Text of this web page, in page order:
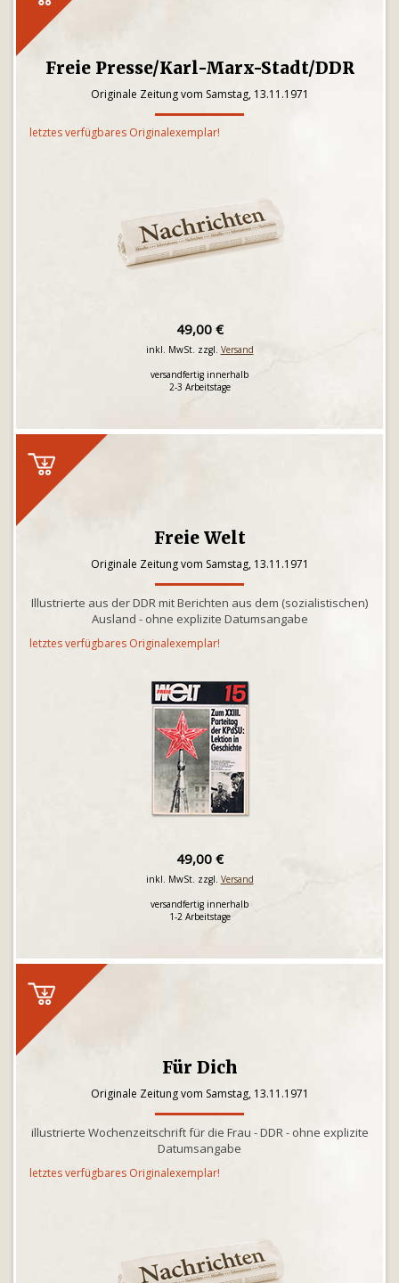
Freie Presse/Karl-Marx-Stadt/DDR
Originale Zeitung vom Samstag, 13.11.1971
letztes verfügbares Originalexemplar!
49,00 €
inkl. MwSt. zzgl. Versand
versandfertig innerhalb
2-3 Arbeitstage
Freie Welt
Originale Zeitung vom Samstag, 13.11.1971
Illustrierte aus der DDR mit Berichten aus dem (sozialistischen)
Ausland - ohne explizite Datumsangabe
letztes verfügbares Originalexemplar!
49,00 €
inkl. MwSt. zzgl. Versand
versandfertig innerhalb
1-2 Arbeitstage
Für Dich
Originale Zeitung vom Samstag, 13.11.1971
illustrierte Wochenzeitschrift für die Frau - DDR - ohne explizite
Datumsangabe
letztes verfügbares Originalexemplar!